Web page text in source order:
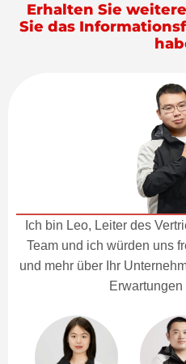
Erhalten Sie
Sie das
Ich bin Leo, Leiter des
Team und ich würden uns
und mehr über Ihr